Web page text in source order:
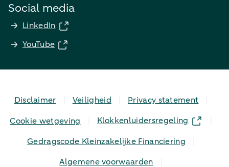
Social media
LinkedIn
YouTube
Disclaimer Veiligheid
Privacy statement
Cookie wetgeving
Klokkenluidersregeling
Gedragscode Kleinzakelijke Financiering
Algemene voorwaarden